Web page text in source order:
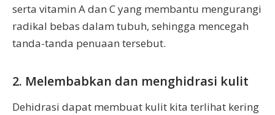
serta vitamin A dan C yang membantu mengurangi
radikal bebas dalam tubuh, sehingga mencegah
tanda-tanda penuaan tersebut.
2. Melembabkan dan menghidrasi kulit
Dehidrasi dapat membuat kulit kita terlihat kering